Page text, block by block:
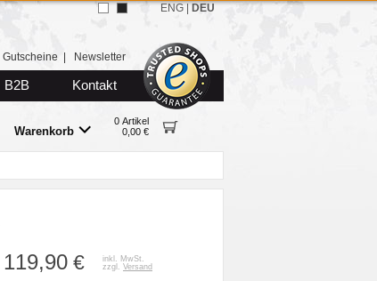
Gutscheine Newsletter
B2B Kontakt
Warenkorb
0 Artikel
0,00 €
ENG DEU
119,90 €
inkl. MwSt.
zzgl. Versand